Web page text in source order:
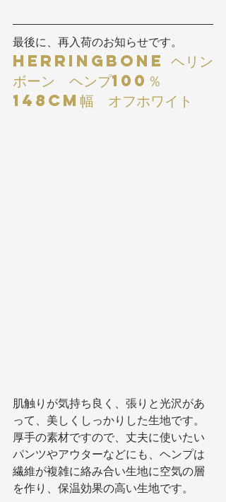
最後に、再入荷のお知らせです。
HERRINGBONE ヘリン
ボーン  ヘンプ100％
148cm幅  オフホワイト
肌触りが気持ち良く、張りと光沢があ
って、美しくしっかりした生地です。
厚手の素材ですので、丈夫に使いたい
パンツやアウターなどにも、ヘンプは
繊維が複雑に絡み合い生地に空気の層
を作り、保温効果の高い生地です。